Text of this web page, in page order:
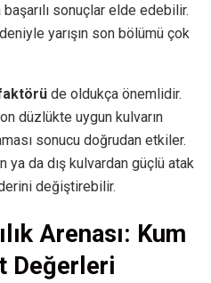
sonuçlar elde edebilir.
yarışın son bölümü çok
de oldukça önemlidir.
düzlükte uygun kulvarın
sonucu doğrudan etkiler.
ya da dış kulvardan güçlü atak
değiştirebilir.
Arenası: Kum
Değerleri